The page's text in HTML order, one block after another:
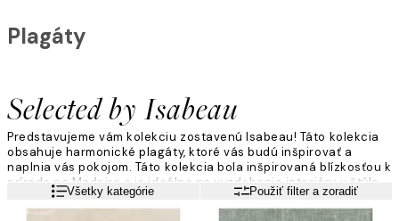
Selected by Isabeau
Plagáty
Predstavujeme vám kolekciu zostavenú Isabeau! Táto kolekcia
obsahuje harmonické plagáty, ktoré vás budú inšpirovať a
naplnia vás pokojom. Táto kolekcia bola inšpirovaná blízkosťou k
prírode na Madeire a je ideálna na vyzdobenie interiéru v štýle
mindfulness. Preskúmajte kolekciu nižšie a sledujte Isabeau na
@isabeau_youtube
Viac informáciíVšetky kategórie Použiť filter a zoradiť